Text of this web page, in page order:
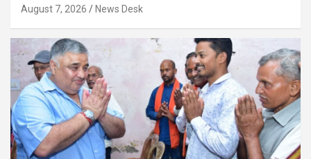
August 7, 2026 News Desk